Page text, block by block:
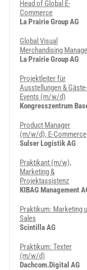
Head of Global E-
Commerce
La Prairie Group AG
Global Visual
Merchandising
La Prairie Group AG
Projektleiter für
Ausstellungen & Gäste-
Events (m/w/d)
Kongresszentrum
Product Manager
(m/w/d), E-Commerce
Sulser Logistik AG
Praktikant (m/w),
Marketing &
Projektassistenz
KIBAG Management
Praktikum: Marketing
Sales
Scintilla AG
Praktikum: Texter
(m/w/d)
Dachcom.Digital AG